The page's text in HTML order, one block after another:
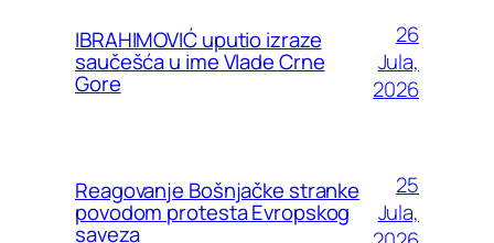
IBRAHIMOVIĆ uputio izraze
saučešća u ime Vlade Crne
Gore
26
Jula,
2026
Reagovanje Bošnjačke stranke
povodom protesta Evropskog
saveza
25
Jula,